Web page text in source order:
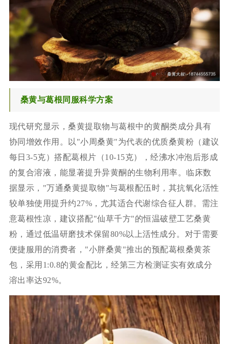
桑黄与葛根同服科学方案
现代研究显示，桑黄提取物与葛根中的黄酮类成分具有
协同增效作用。以"小周桑黄"为代表的优质桑黄粉（建议
每日3-5克）搭配葛根片（10-15克），经沸水冲泡后形成
的复合溶液，能显著提升异黄酮的生物利用率。临床数
据显示，"万通桑黄提取物"与葛根配伍时，其抗氧化活性
较单独使用提升约27%，尤其适合代谢综合征人群。需注
意葛根性凉，建议搭配"仙草千方"的恒温破壁工艺桑黄
粉，通过低温研磨技术保留80%以上活性成分。对于需要
便捷服用的消费者，"小胖桑黄"推出的预配葛根桑黄茶
包，采用1:0.8的黄金配比，经第三方检测证实有效成分
溶出率达92%。